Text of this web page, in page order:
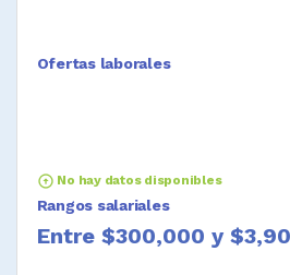
Ofertas laborales
arrow_circle_up No hay datos disponibles
Rangos salariales
Entre $300,000 y